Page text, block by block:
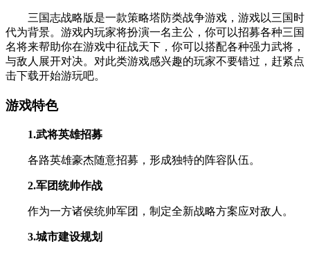
三国志战略版是一款策略塔防类战争游戏，游戏以三国时
代为背景。游戏内玩家将扮演一名主公，你可以招募各种三国
名将来帮助你在游戏中征战天下，你可以搭配各种强力武将，
与敌人展开对决。对此类游戏感兴趣的玩家不要错过，赶紧点
击下载开始游玩吧。
游戏特色
1.武将英雄招募
各路英雄豪杰随意招募，形成独特的阵容队伍。
2.军团统帅作战
作为一方诸侯统帅军团，制定全新战略方案应对敌人。
3.城市建设规划